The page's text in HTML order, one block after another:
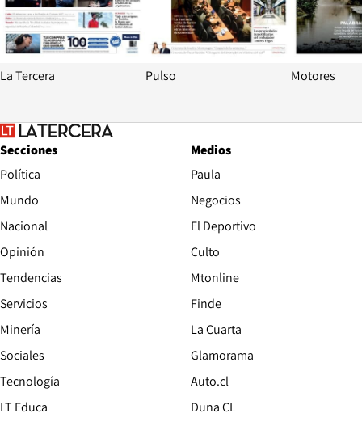
La Tercera Pulso Motores
Secciones
Política
Mundo
Nacional
Opinión
Tendencias
Servicios
Minería
Sociales
Tecnología
LT Educa
Medios
Paula
Negocios
El Deportivo
Culto
Mtonline
Finde
La Cuarta
Glamorama
Auto.cl
Duna CL